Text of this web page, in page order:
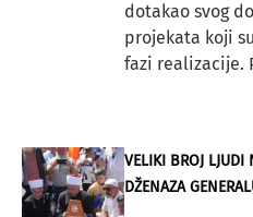
dotakao svog
projekata koji
fazi realizacije.
VELIKI BROJ LJUDI
DŽENAZA